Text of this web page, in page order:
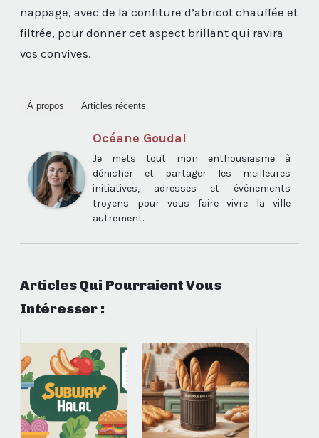
nappage, avec de la confiture d’abricot chauffée et
filtrée, pour donner cet aspect brillant qui ravira
vos convives.
À propos Articles récents
Océane Goudal
Je mets tout mon enthousiasme à
dénicher et partager les meilleures
initiatives, adresses et événements
troyens pour vous faire vivre la ville
autrement.
Articles Qui Pourraient Vous
Intéresser :